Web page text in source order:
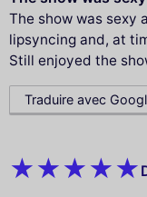
The show was sexy
lipsyncing and, at
Still enjoyed the
Traduire avec